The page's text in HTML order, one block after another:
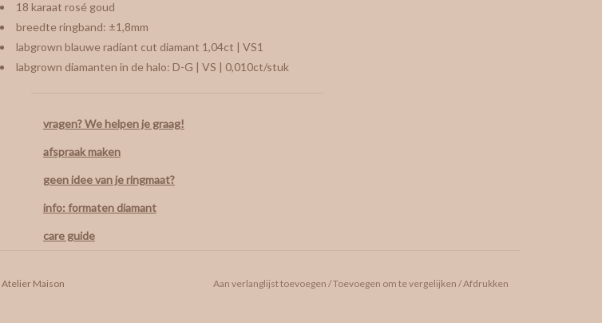
18 karaat rosé goud
breedte ringband: ±1,8mm
labgrown blauwe radiant cut diamant 1,04ct | VS1
labgrown diamanten in de halo: D-G | VS | 0,010ct/stuk
vragen? We helpen je graag!
afspraak maken
geen idee van je ringmaat?
info: formaten diamant
care guide
Atelier Maison Aan verlanglijst toevoegen /Toevoegen om te vergelijken /Afdrukken